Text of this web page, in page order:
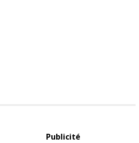
Publicité